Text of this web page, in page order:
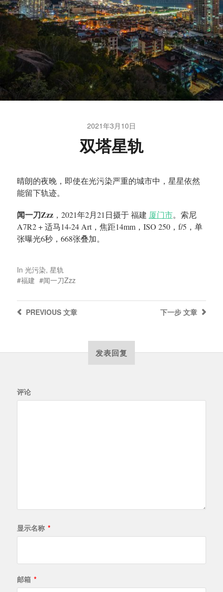
2021年3月10日
双塔星轨
晴朗的夜晚，即使在光污染严重的城市中，星星依然
能留下轨迹。
闻一刀Zzz，2021年2月21日摄于 福建 厦门市。索尼
A7R2 + 适马14-24 Art，焦距14mm，ISO 250，f/5，单
张曝光6秒，668张叠加。
In 光污染, 星轨
福建
闻一刀Zzz
下一步 文章
PREVIOUS文章
发表回复
评论
显示名称 *
邮箱 *